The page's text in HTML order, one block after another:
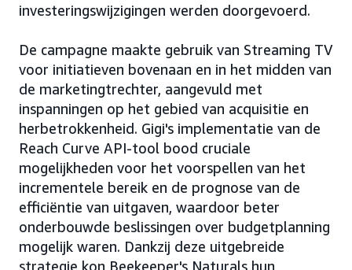
investeringswijzigingen werden doorgevoerd.
De campagne maakte gebruik van Streaming TV
voor initiatieven bovenaan en in het midden van
de marketingtrechter, aangevuld met
inspanningen op het gebied van acquisitie en
herbetrokkenheid. Gigi's implementatie van de
Reach Curve API-tool bood cruciale
mogelijkheden voor het voorspellen van het
incrementele bereik en de prognose van de
efficiëntie van uitgaven, waardoor beter
onderbouwde beslissingen over budgetplanning
mogelijk waren. Dankzij deze uitgebreide
strategie kon Beekeeper's Naturals hun